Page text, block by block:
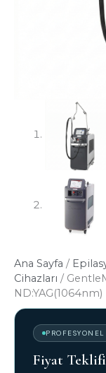
Ana Sayfa /
Cihazları /
Fiyat Teklifi